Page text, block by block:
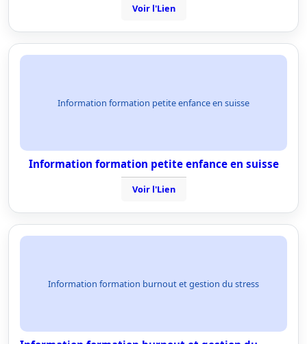
Voir l'Lien
Information formation petite enfance en suisse
Information formation petite enfance en suisse
Voir l'Lien
Information formation burnout et gestion du stress